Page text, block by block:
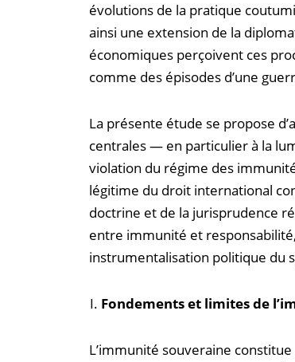
évolutions de la pratique
ainsi une extension de la
économiques perçoivent ces
comme des épisodes d’une
La présente étude se propose
centrales — en particulier à la
violation du régime des
légitime du droit international
doctrine et de la jurisprudence
entre immunité et
instrumentalisation politique du
Fondements et limites de
L’immunité souveraine